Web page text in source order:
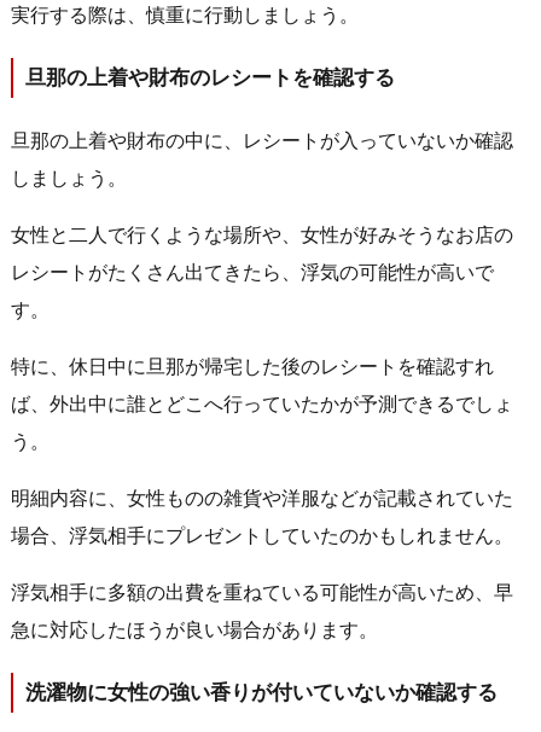
実行する際は、慎重に行動しましょう。
旦那の上着や財布のレシートを確認する
旦那の上着や財布の中に、レシートが入っていないか確認
しましょう。
女性と二人で行くような場所や、女性が好みそうなお店の
レシートがたくさん出てきたら、浮気の可能性が高いで
す。
特に、休日中に旦那が帰宅した後のレシートを確認すれ
ば、外出中に誰とどこへ行っていたかが予測できるでしょ
う。
明細内容に、女性ものの雑貨や洋服などが記載されていた
場合、浮気相手にプレゼントしていたのかもしれません。
浮気相手に多額の出費を重ねている可能性が高いため、早
急に対応したほうが良い場合があります。
洗濯物に女性の強い香りが付いていないか確認する